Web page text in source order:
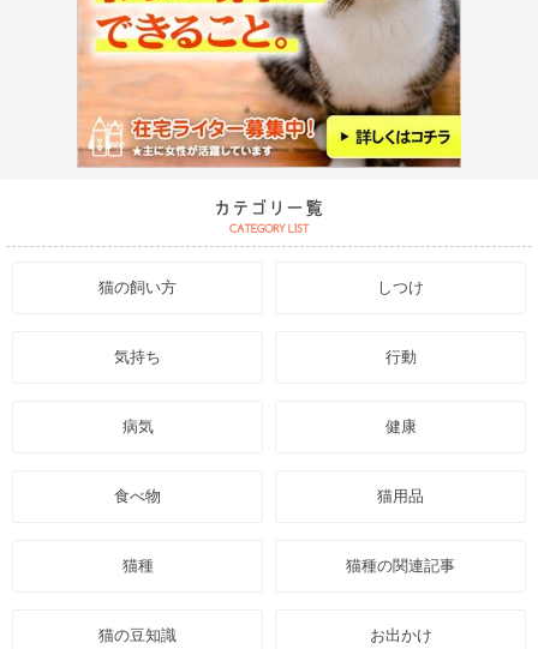
猫の飼い方 しつけ
気持ち 行動
病気 健康
食べ物 猫用品
猫種 猫種の関連記事
猫の豆知識 お出かけ